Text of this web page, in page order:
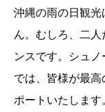
沖縄の雨の日観
ん。むしろ、二
ンスです。シュ
では、皆様が最
ポートいたします